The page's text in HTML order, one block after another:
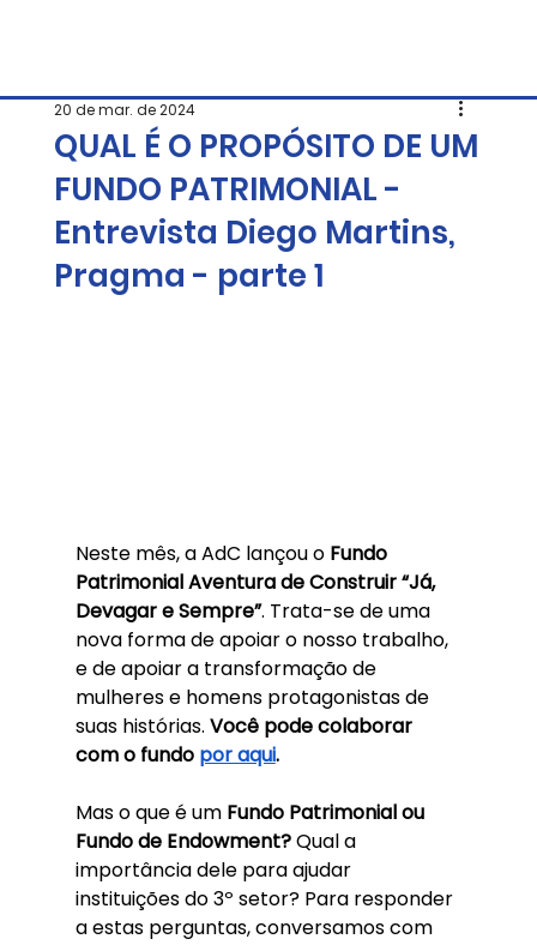
QUAL É O PROPÓSITO DE UM
FUNDO PATRIMONIAL -
Entrevista Diego Martins,
Pragma - parte 1
20 de mar. de 2024
Neste mês, a AdC lançou o Fundo
Patrimonial Aventura de Construir “Já,
Devagar e Sempre”. Trata-se de uma
nova forma de apoiar o nosso trabalho,
e de apoiar a transformação de
mulheres e homens protagonistas de
suas histórias. Você pode colaborar
com o fundo por aqui.
Mas o que é um Fundo Patrimonial ou
Fundo de Endowment? Qual a
importância dele para ajudar
instituições do 3º setor? Para responder
a estas perguntas, conversamos com